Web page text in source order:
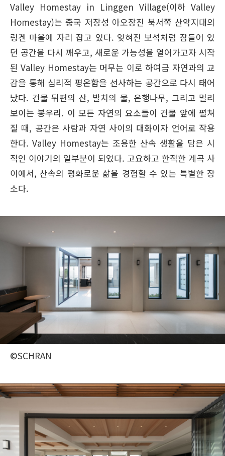
Valley Homestay in Linggen Village(이하 Valley
Homestay)는 중국 저장성 아오장진 북서쪽 산악지대의
링겐 마을에 자리 잡고 있다. 잊혀진 보석처럼 잠들어 있
던 공간을 다시 깨우고, 새로운 가능성을 열어가고자 시작
된 Valley Homestay는 머무는 이로 하여금 자연과의 교
감을 통해 심리적 평온함을 선사하는 공간으로 다시 태어
났다. 건물 뒤편의 산, 발치의 물, 은행나무, 그리고 멀리
보이는 봉우리. 이 모든 자연의 요소들이 건물 앞에 펼쳐
질 때, 공간은 사람과 자연 사이의 대화이자 언어로 작용
한다. Valley Homestay는 조용한 산속 생활을 담은 시
적인 이야기의 일부분이 되었다. 고요하고 한적한 계곡 사
이에서, 산속의 평화로운 삶을 경험할 수 있는 특별한 장
소다.
©SCHRAN